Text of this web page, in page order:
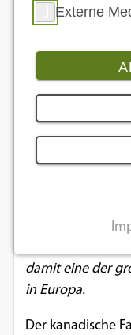
4
Can-Am: Im
Alpen
15.06.2018
Rund 300
damit eine der
in Europa.
Der kanadische
Externe
Notwendige